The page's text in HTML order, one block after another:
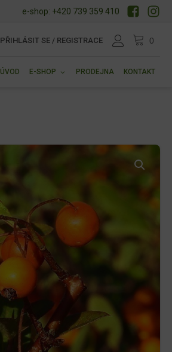
e-shop: +420 739 359 410
PŘIHLÁSIT SE / REGISTRACE
ÚVOD E-SHOP PRODEJNA KONTAKT